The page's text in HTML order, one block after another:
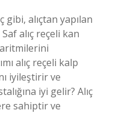
gibi, alıçtan yapılan
alıç reçeli kan
aritmilerini
alıç reçeli kalp
iyileştirir ve
iyi gelir? Alıç
sahiptir ve